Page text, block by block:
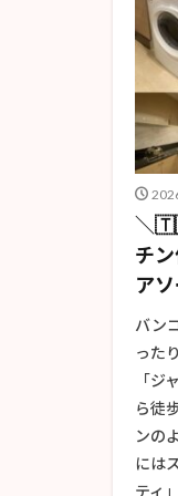
＼
チ
ア
バン
った
「ジ
ら徒
ンの
には
ティ